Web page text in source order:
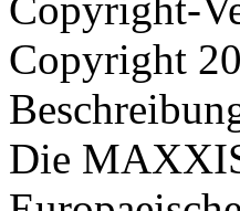
Copyright
Die